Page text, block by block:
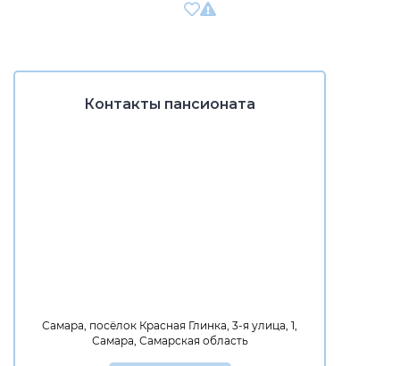
Контакты пансионата
Самара, посёлок Красная Глинка, 3-я улица, 1,
Самара, Самарская область